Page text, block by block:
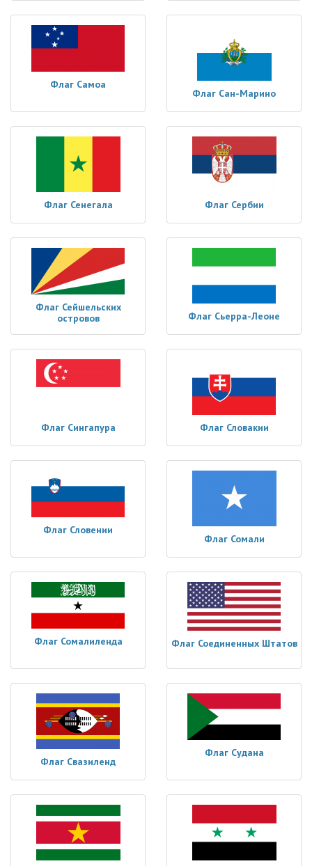
Флаг Самоа
Флаг Сан-Марино
Флаг Сенегала Флаг Сербии
Флаг Сейшельских
островов
Флаг Сьерра-Леоне
Флаг Сингапура Флаг Словакии
Флаг Словении
Флаг Сомали
Флаг Сомалиленда Флаг Соединенных Штатов
Флаг Свазиленд
Флаг Судана